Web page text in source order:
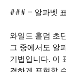
### – 알파벳
와일드 홀덤 초
그 중에서도 알
기법입니다. 이